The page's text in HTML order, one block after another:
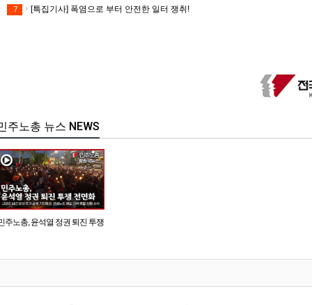
7 [특집기사] 폭염으로 부터 안전한 일터 쟁취!
주노총 뉴스 NEWS
주노총, 윤석열 정권 퇴진 투쟁